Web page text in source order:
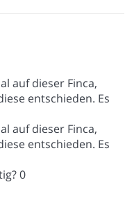
auf dieser Finca,
entschieden. Es
auf dieser Finca,
entschieden. Es
0